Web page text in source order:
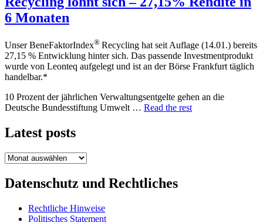
6 Monaten
Unser BeneFaktorIndex® Recycling hat seit Auflage (14.01.) bereits
27,15 % Entwicklung hinter sich. Das passende Investmentprodukt
wurde von Leonteq aufgelegt und ist an der Börse Frankfurt täglich
handelbar.*
10 Prozent der jährlichen Verwaltungsentgelte gehen an die
Deutsche Bundesstiftung Umwelt … Read the rest
Latest posts
Latest
Datenschutz und Rechtliches
Rechtliche Hinweise
Politisches Statement